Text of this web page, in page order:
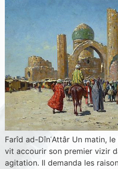
Farîd ad-DînʿAttâr Un matin,
vit accourir son premier vizir
agitation. Il demanda les